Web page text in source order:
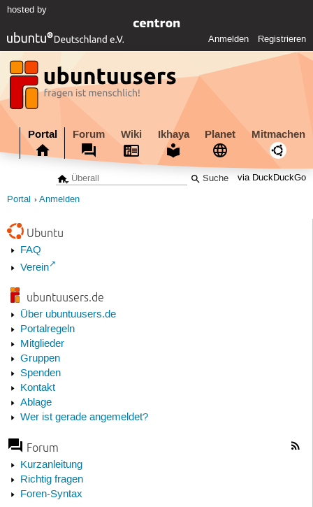
hosted by
Anmelden Registrieren
Portal Forum Wiki Ikhaya Planet Mitmachen
via DuckDuckGo
Portal Anmelden
Ubuntu
FAQ
Verein
ubuntuusers.de
Über ubuntuusers.de
Portalregeln
Mitglieder
Gruppen
Spenden
Kontakt
Ablage
Wer ist gerade angemeldet?
Forum
Kurzanleitung
Richtig fragen
Foren-Syntax